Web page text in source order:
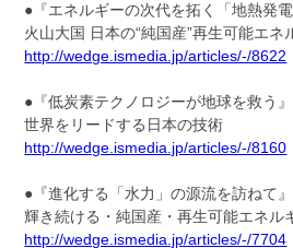
●『エネルギーの次代を拓く「地熱発電
火山大国 日本の“純国産”再生可能エネ
http://wedge.ismedia.jp/articles/-/8622
●『低炭素テクノロジーが地球を救う』
世界をリードする日本の技術
http://wedge.ismedia.jp/articles/-/8160
●『進化する「水力」の源流を訪ねて』
輝き続ける・純国産・再生可能エネ
http://wedge.ismedia.jp/articles/-/7704